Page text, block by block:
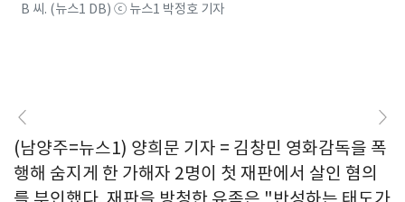
B 씨. (뉴스1 DB) ⓒ 뉴스1 박정호 기자
(남양주=뉴스1) 양희문 기자 = 김창민 영화감독을 폭
행해 숨지게 한 가해자 2명이 첫 재판에서 살인 혐의